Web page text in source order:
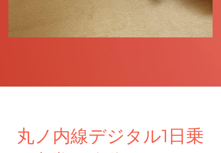
丸ノ内線デジタル1日乗